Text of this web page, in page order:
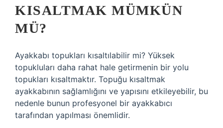
KISALTMAK MÜMKÜN
MÜ?
Ayakkabı topukları kısaltılabilir mi? Yüksek
topukluları daha rahat hale getirmenin bir yolu
topukları kısaltmaktır. Topuğu kısaltmak
ayakkabının sağlamlığını ve yapısını etkileyebilir, bu
nedenle bunun profesyonel bir ayakkabıcı
tarafından yapılması önemlidir.